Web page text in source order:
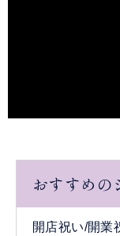
おすすめの
開店祝い/開業